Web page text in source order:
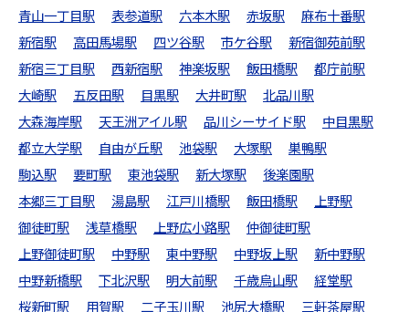
青山一丁目駅
表参道駅 六本木駅 赤坂駅
麻布十番駅
新宿駅
高田馬場駅 四ツ谷駅 市ケ谷駅
新宿御苑前駅
新宿三丁目駅
西新宿駅 神楽坂駅 飯田橋駅
都庁前駅
大崎駅
五反田駅 目黒駅 大井町駅
北品川駅
大森海岸駅
天王洲アイル駅 品川シーサイド駅
中目黒駅
都立大学駅
自由が丘駅 池袋駅 大塚駅
巣鴨駅
駒込駅
要町駅 東池袋駅 新大塚駅
後楽園駅
本郷三丁目駅
湯島駅 江戸川橋駅 飯田橋駅
上野駅
御徒町駅
浅草橋駅 上野広小路駅
仲御徒町駅
上野御徒町駅
中野駅 東中野駅 中野坂上駅
新中野駅
中野新橋駅
下北沢駅 明大前駅 千歳烏山駅
経堂駅
桜新町駅
用賀駅 二子玉川駅 池尻大橋駅 三軒茶屋駅